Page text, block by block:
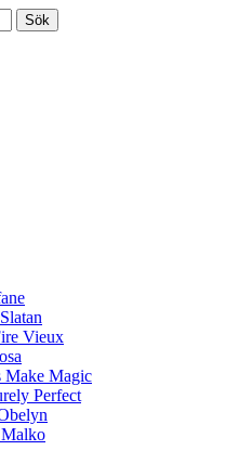
Vieux
Make Magic
Perfect